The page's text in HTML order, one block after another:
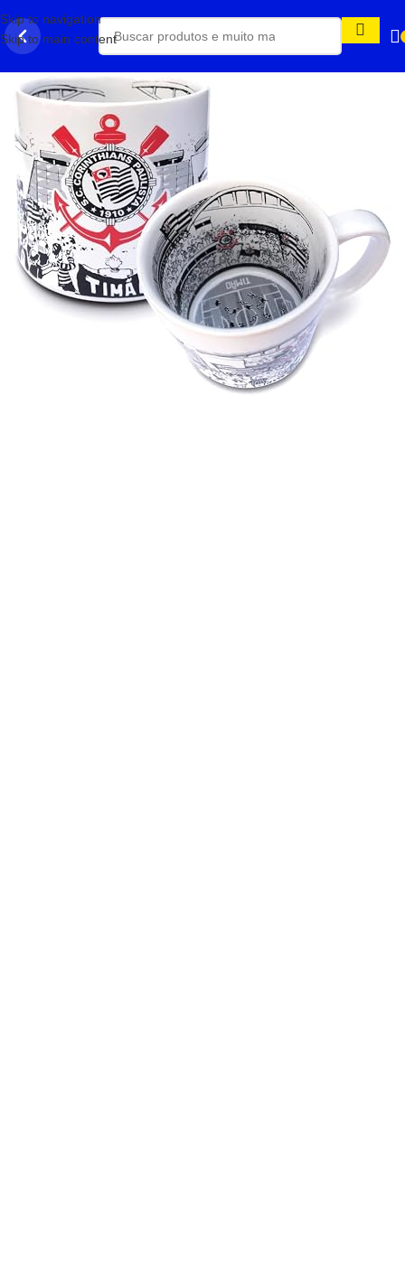
Skip to navigation
Skip to main content